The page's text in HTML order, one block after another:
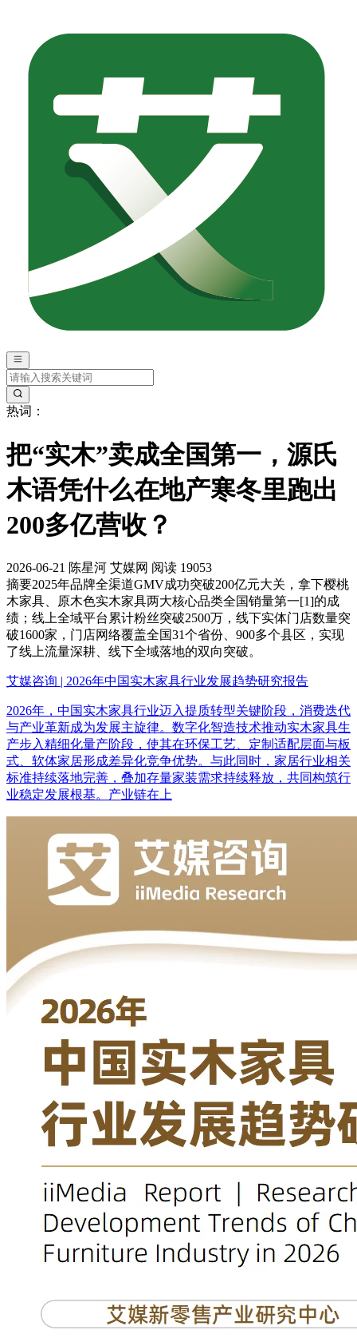
热词：
把“实木”卖成全国第一，源氏
木语凭什么在地产寒冬里跑出
200多亿营收？
2026-06-21 陈星河 艾媒网 阅读 19053
摘要2025年品牌全渠道GMV成功突破200亿元大关，拿下樱桃
木家具、原木色实木家具两大核心品类全国销量第一[1]的成
绩；线上全域平台累计粉丝突破2500万，线下实体门店数量突
破1600家，门店网络覆盖全国31个省份、900多个县区，实现
了线上流量深耕、线下全域落地的双向突破。
艾媒咨询 | 2026年中国实木家具行业发展趋势研究报告
2026年，中国实木家具行业迈入提质转型关键阶段，消费迭代
与产业革新成为发展主旋律。数字化智造技术推动实木家具生
产步入精细化量产阶段，使其在环保工艺、定制适配层面与板
式、软体家居形成差异化竞争优势。与此同时，家居行业相关
标准持续落地完善，叠加存量家装需求持续释放，共同构筑行
业稳定发展根基。产业链在上